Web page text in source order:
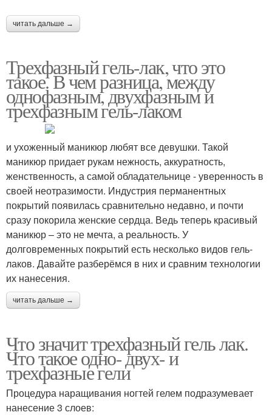
читать дальше →
Трехфазный гель-лак, что это
такое. В чем разница, между
однофазным, двухфазным и
трехфазным гель-лаком
и ухоженный маникюр любят все девушки. Такой
маникюр придает рукам нежность, аккуратность,
женственность, а самой обладательнице - уверенность в
своей неотразимости. Индустрия перманентных
покрытий появилась сравнительно недавно, и почти
сразу покорила женские сердца. Ведь теперь красивый
маникюр – это не мечта, а реальность. У
долговременных покрытий есть несколько видов гель-
лаков. Давайте разберёмся в них и сравним технологии
их нанесения.
читать дальше →
Что значит трехфазный гель лак.
Что такое одно- двух- и
трехфазные гели
Процедура наращивания ногтей гелем подразумевает
нанесение 3 слоев: